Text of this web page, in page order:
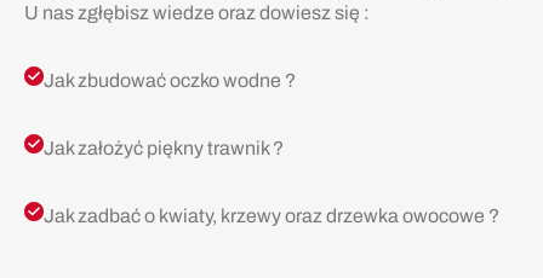
U nas zgłębisz wiedze oraz dowiesz się :
Jak zbudować oczko wodne ?
Jak założyć piękny trawnik ?
Jak zadbać o kwiaty, krzewy oraz drzewka owocowe ?